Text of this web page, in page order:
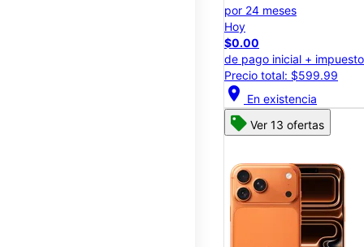
por 24 meses
Hoy
$0.00
de pago inicial +
Precio total: $599.99
location_on En existencia
Ver 13 ofertas